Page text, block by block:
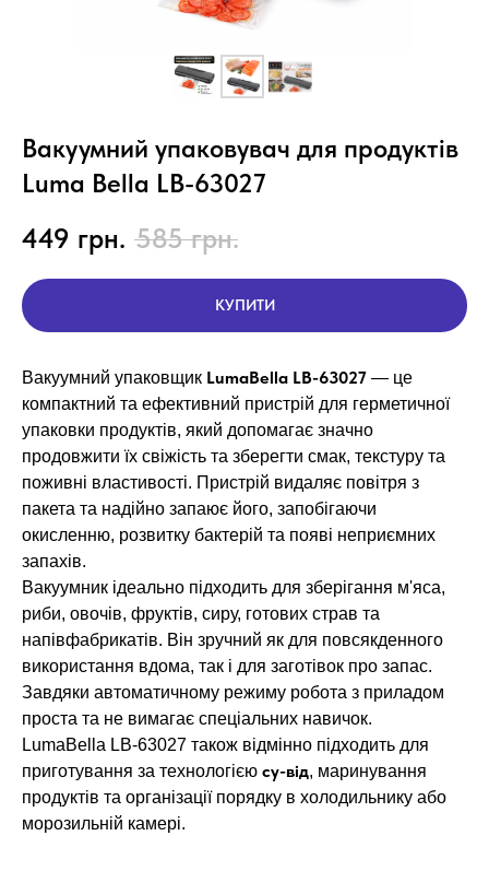
Вакуумний упаковувач для продуктів
Luma Bella LB-63027
449 грн. 585 грн.
КУПИТИ
Вакуумний упаковщик LumaBella LB-63027 — це
компактний та ефективний пристрій для герметичної
упаковки продуктів, який допомагає значно
продовжити їх свіжість та зберегти смак, текстуру та
поживні властивості. Пристрій видаляє повітря з
пакета та надійно запаює його, запобігаючи
окисленню, розвитку бактерій та появі неприємних
запахів.
Вакуумник ідеально підходить для зберігання м'яса,
риби, овочів, фруктів, сиру, готових страв та
напівфабрикатів. Він зручний як для повсякденного
використання вдома, так і для заготівок про запас.
Завдяки автоматичному режиму робота з приладом
проста та не вимагає спеціальних навичок.
LumaBella LB-63027 також відмінно підходить для
приготування за технологією су-від, маринування
продуктів та організації порядку в холодильнику або
морозильній камері.